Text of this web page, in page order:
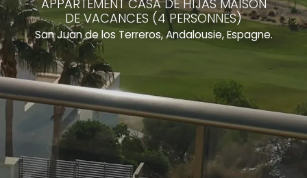
APPARTEMENT CASA DE HIJAS MAISON
DE VACANCES (4 PERSONNES)
San Juan de los Terreros, Andalousie, Espagne.